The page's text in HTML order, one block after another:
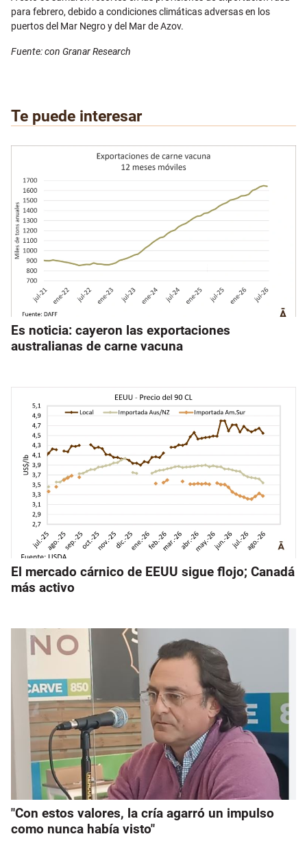
para febrero, debido a condiciones climáticas adversas en los
puertos del Mar Negro y del Mar de Azov.
Fuente: con Granar Research
Te puede interesar
Es noticia: cayeron las exportaciones
australianas de carne vacuna
El mercado cárnico de EEUU sigue flojo; Canadá
más activo
"Con estos valores, la cría agarró un impulso
como nunca había visto"